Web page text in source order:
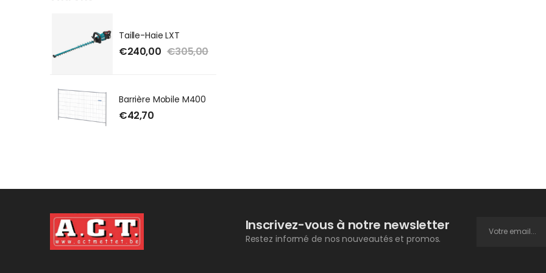
Taille-Haie LXT
€240,00 €305,00
Barrière Mobile M400
€42,70
Inscrivez-vous à notre newsletter
Restez informé de nos nouveautés et promos.